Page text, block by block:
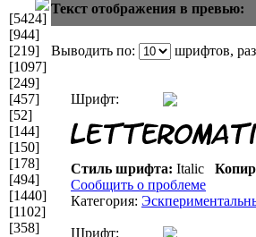
[5424]
[944]
[219]
[1097]
[249]
[457]
[52]
[144]
[150]
[178]
[494]
[1440]
[1102]
[358]
Текст отображения в превью:
Выводить по: шрифтов,
Шрифт:
Стиль шрифта: Italic
Сообщить о проблеме
Категория:
Шрифт: